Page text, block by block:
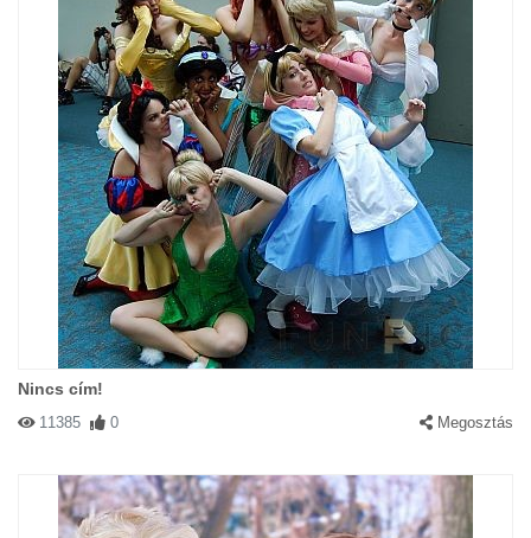
Nincs cím!
11385 0 Megosztás